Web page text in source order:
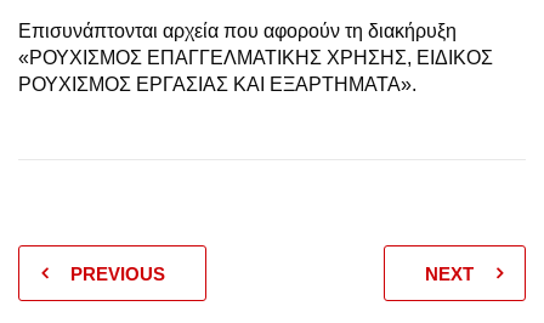
Επισυνάπτονται αρχεία που αφορούν τη διακήρυξη
«ΡΟΥΧΙΣΜΟΣ ΕΠΑΓΓΕΛΜΑΤΙΚΗΣ ΧΡΗΣΗΣ, ΕΙΔΙΚΟΣ
ΡΟΥΧΙΣΜΟΣ ΕΡΓΑΣΙΑΣ ΚΑΙ ΕΞΑΡΤΗΜΑΤΑ».
PREVIOUS NEXT